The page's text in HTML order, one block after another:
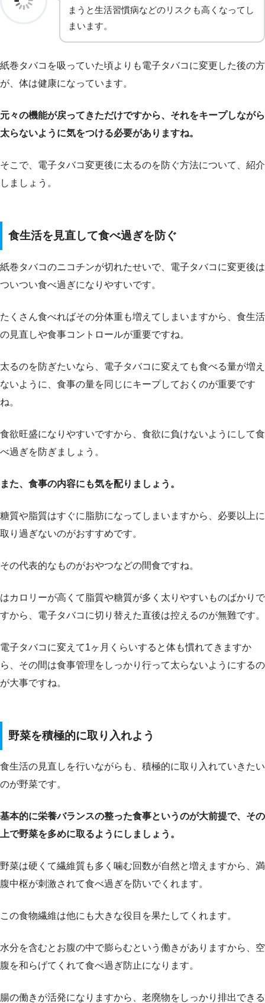
まうと生活習慣病などのリスクも高くなってし
まいます。
紙巻タバコを吸っていた頃よりも電子タバコに変更した後の方
が、体は健康になっています。
元々の機能が戻ってきただけですから、それをキープしながら
太らないように気をつける必要がありますね。
そこで、電子タバコ変更後に太るのを防ぐ方法について、紹介
しましょう。
食生活を見直して食べ過ぎを防ぐ
紙巻タバコのニコチンが切れたせいで、電子タバコに変更後は
ついつい食べ過ぎになりやすいです。
たくさん食べればその分体重も増えてしまいますから、食生活
の見直しや食事コントロールが重要ですね。
太るのを防ぎたいなら、電子タバコに変えても食べる量が増え
ないように、食事の量を同じにキープしておくのが重要です
ね。
食欲旺盛になりやすいですから、食欲に負けないようにして食
べ過ぎを防ぎましょう。
また、食事の内容にも気を配りましょう。
糖質や脂質はすぐに脂肪になってしまいますから、必要以上に
取り過ぎないのがおすすめです。
その代表的なものがおやつなどの間食ですね。
はカロリーが高くて脂質や糖質が多く太りやすいものばかりで
すから、電子タバコに切り替えた直後は控えるのが無難です。
電子タバコに変えて1ヶ月くらいすると体も慣れてきますか
ら、その間は食事管理をしっかり行って太らないようにするの
が大事ですね。
野菜を積極的に取り入れよう
食生活の見直しを行いながらも、積極的に取り入れていきたい
のが野菜です。
基本的に栄養バランスの整った食事というのが大前提で、その
上で野菜を多めに取るようにしましょう。
野菜は硬くて繊維質も多く噛む回数が自然と増えますから、満
腹中枢が刺激されて食べ過ぎを防いでくれます。
この食物繊維は他にも大きな役目を果たしてくれます。
水分を含むとお腹の中で膨らむという働きがありますから、空
腹を和らげてくれて食べ過ぎ防止になります。
腸の働きが活発になりますから、老廃物をしっかり排出できる